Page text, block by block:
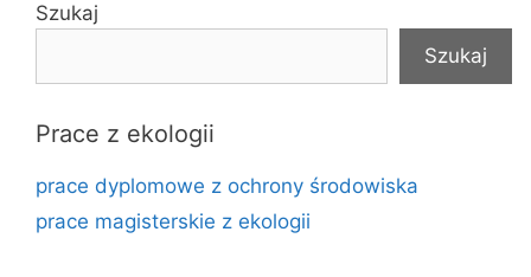
Szukaj
Szukaj
Prace z ekologii
prace dyplomowe z ochrony środowiska
prace magisterskie z ekologii